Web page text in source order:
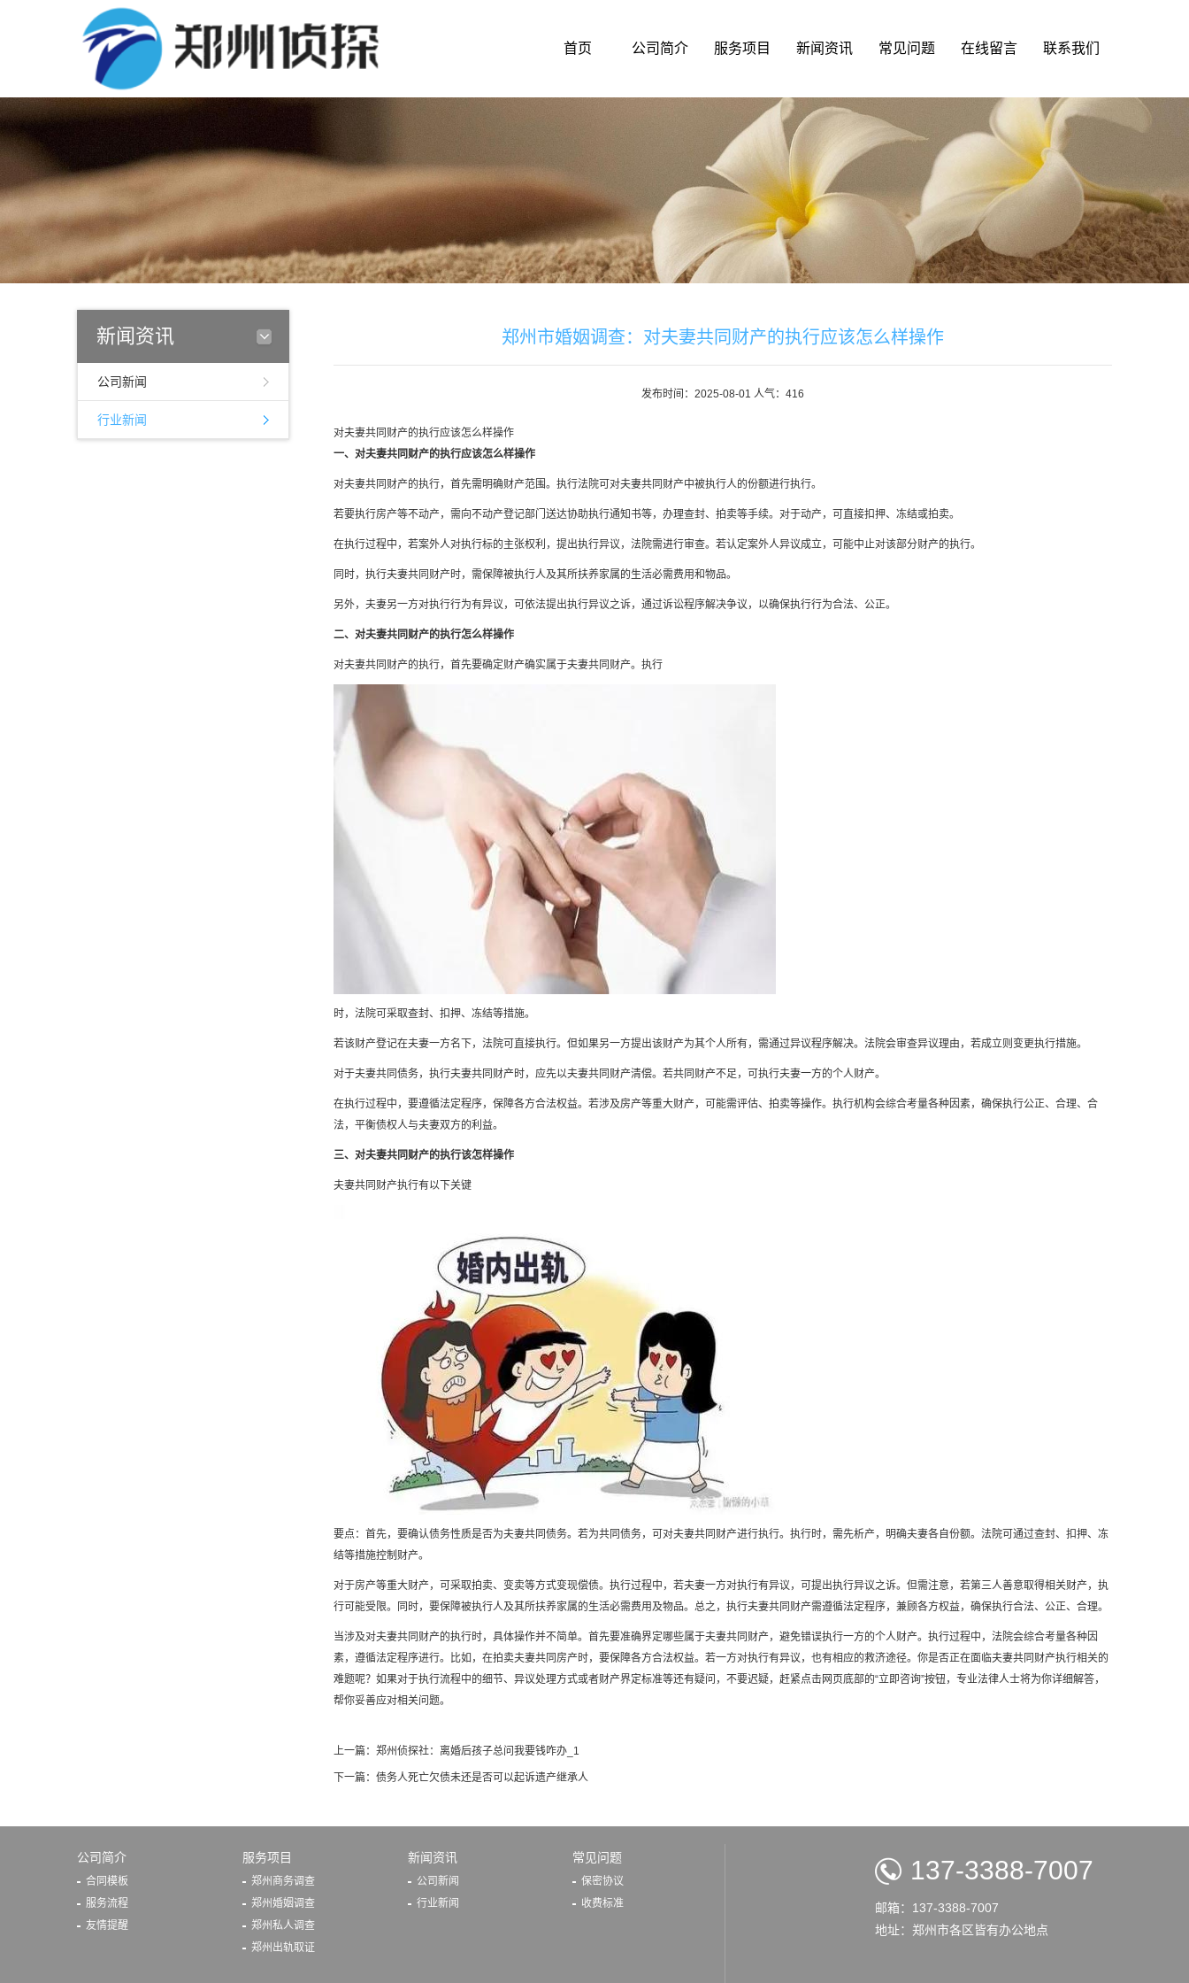
首页 公司简介 服务项目 新闻资讯 常见问题 在线留言 联系我们
新闻资讯
公司新闻
行业新闻
郑州市婚姻调查：对夫妻共同财产的执行应该怎么样操作
发布时间：2025-08-01 人气：416
对夫妻共同财产的执行应该怎么样操作
一、对夫妻共同财产的执行应该怎么样操作
对夫妻共同财产的执行，首先需明确财产范围。执行法院可对夫妻共同财产中被执行人的份额进行执行。
若要执行房产等不动产，需向不动产登记部门送达协助执行通知书等，办理查封、拍卖等手续。对于动产，可直接扣押、冻结或拍卖。
在执行过程中，若案外人对执行标的主张权利，提出执行异议，法院需进行审查。若认定案外人异议成立，可能中止对该部分财产的执行。
同时，执行夫妻共同财产时，需保障被执行人及其所扶养家属的生活必需费用和物品。
另外，夫妻另一方对执行行为有异议，可依法提出执行异议之诉，通过诉讼程序解决争议，以确保执行行为合法、公正。
二、对夫妻共同财产的执行怎么样操作
对夫妻共同财产的执行，首先要确定财产确实属于夫妻共同财产。执行
时，法院可采取查封、扣押、冻结等措施。
若该财产登记在夫妻一方名下，法院可直接执行。但如果另一方提出该财产为其个人所有，需通过异议程序解决。法院会审查异议理由，若成立则变更执行措施。
对于夫妻共同债务，执行夫妻共同财产时，应先以夫妻共同财产清偿。若共同财产不足，可执行夫妻一方的个人财产。
在执行过程中，要遵循法定程序，保障各方合法权益。若涉及房产等重大财产，可能需评估、拍卖等操作。执行机构会综合考量各种因素，确保执行公正、合理、合
法，平衡债权人与夫妻双方的利益。
三、对夫妻共同财产的执行该怎样操作
夫妻共同财产执行有以下关键
要点：首先，要确认债务性质是否为夫妻共同债务。若为共同债务，可对夫妻共同财产进行执行。执行时，需先析产，明确夫妻各自份额。法院可通过查封、扣押、冻
结等措施控制财产。
对于房产等重大财产，可采取拍卖、变卖等方式变现偿债。执行过程中，若夫妻一方对执行有异议，可提出执行异议之诉。但需注意，若第三人善意取得相关财产，执
行可能受限。同时，要保障被执行人及其所扶养家属的生活必需费用及物品。总之，执行夫妻共同财产需遵循法定程序，兼顾各方权益，确保执行合法、公正、合理。
当涉及对夫妻共同财产的执行时，具体操作并不简单。首先要准确界定哪些属于夫妻共同财产，避免错误执行一方的个人财产。执行过程中，法院会综合考量各种因
素，遵循法定程序进行。比如，在拍卖夫妻共同房产时，要保障各方合法权益。若一方对执行有异议，也有相应的救济途径。你是否正在面临夫妻共同财产执行相关的
难题呢？如果对于执行流程中的细节、异议处理方式或者财产界定标准等还有疑问，不要迟疑，赶紧点击网页底部的“立即咨询”按钮，专业法律人士将为你详细解答，
帮你妥善应对相关问题。
上一篇： 郑州侦探社：离婚后孩子总问我要钱咋办_1
下一篇： 债务人死亡欠债未还是否可以起诉遗产继承人
公司简介
合同模板
服务流程
友情提醒
服务项目
郑州商务调查
郑州婚姻调查
郑州私人调查
郑州出轨取证
新闻资讯
公司新闻
行业新闻
常见问题
保密协议
收费标准
137-3388-7007
邮箱：137-3388-7007
地址：郑州市各区皆有办公地点